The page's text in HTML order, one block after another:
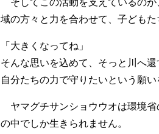
域の方々と力を合わせて、子どもた
「大きくなってね」
そんな思いを込めて、そっと川へ
自分たちの力で守りたいという願
ヤマグチサンショウウオは環境
の中でしか生きられません。